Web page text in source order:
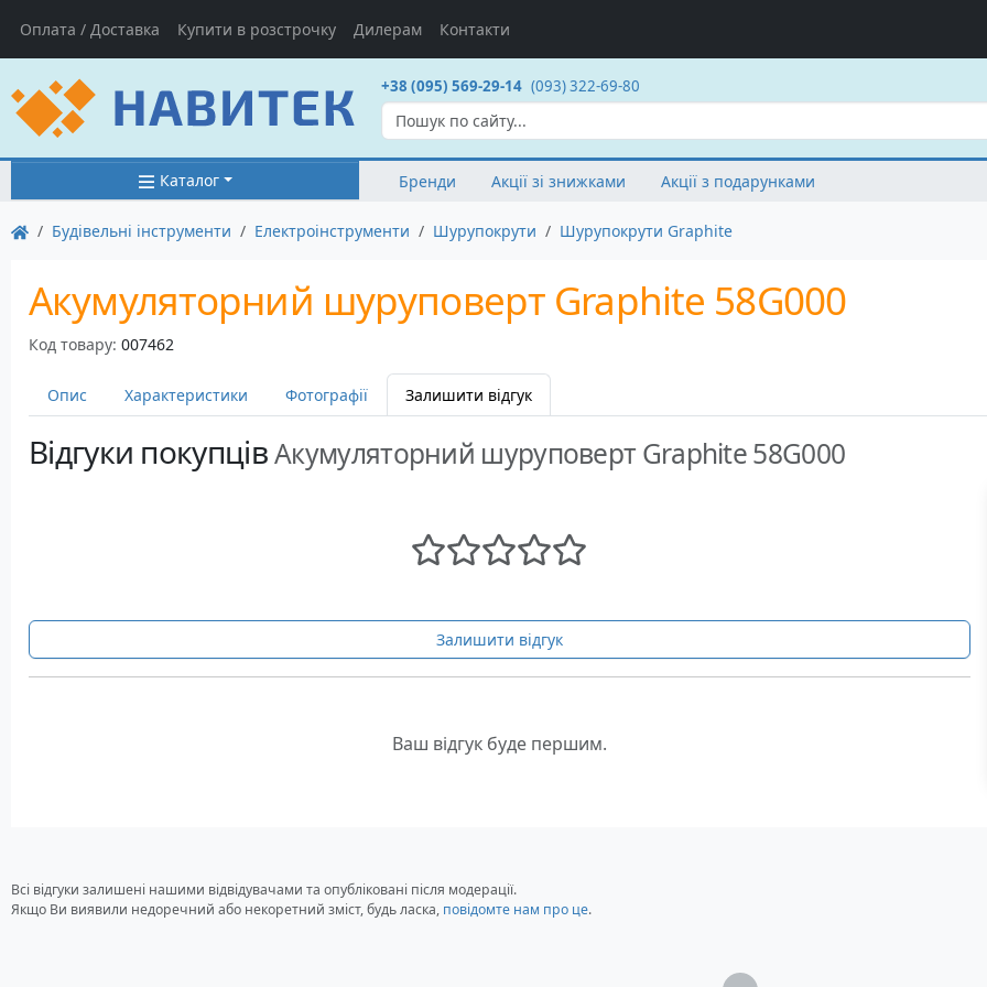
Оплата / Доставка Купити в розстрочку Дилерам Контакти
+38 (095) 569-29-14 (093) 322-69-80
Каталог Бренди Акції зі знижками Акції з подарунками
Будівельні інструменти Електроінструменти Шурупокрути Шурупокрути Graphite
Акумуляторний шуруповерт Graphite 58G000
Код товару: 007462
Опис Характеристики Фотографії Залишити відгук
Відгуки покупцівАкумуляторний шуруповерт Graphite 58G000
Залишити відгук
Ваш відгук буде першим.
Всі відгуки залишені нашими відвідувачами та опубліковані після модерації.
Якщо Ви виявили недоречний або некоретний зміст, будь ласка, повідомте нам про це.